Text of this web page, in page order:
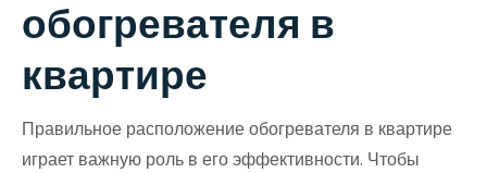
обогревателя в
квартире
Правильное расположение обогревателя в квартире
играет важную роль в его эффективности. Чтобы